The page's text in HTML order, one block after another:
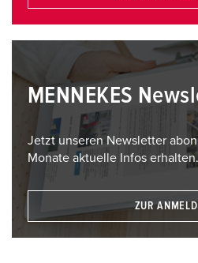
MENNEKES
Jetzt unseren Newsletter
Monate aktuelle Infos erhalten.
ZUR